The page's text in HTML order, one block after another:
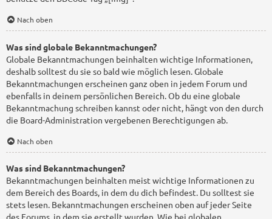
Nach oben
Was sind globale Bekanntmachungen?
Globale Bekanntmachungen beinhalten wichtige Informationen,
deshalb solltest du sie so bald wie möglich lesen. Globale
Bekanntmachungen erscheinen ganz oben in jedem Forum und
ebenfalls in deinem persönlichen Bereich. Ob du eine globale
Bekanntmachung schreiben kannst oder nicht, hängt von den durch
die Board-Administration vergebenen Berechtigungen ab.
Nach oben
Was sind Bekanntmachungen?
Bekanntmachungen beinhalten meist wichtige Informationen zu
dem Bereich des Boards, in dem du dich befindest. Du solltest sie
stets lesen. Bekanntmachungen erscheinen oben auf jeder Seite
des Forums, in dem sie erstellt wurden. Wie bei globalen